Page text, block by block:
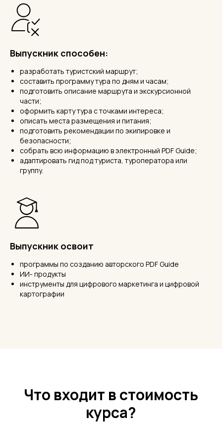
Выпускник способен:
разработать туристский маршрут;
составить программу тура по дням и часам;
подготовить описание маршрута и экскурсионной
части;
оформить карту тура с точками интереса;
описать места размещения и питания;
подготовить рекомендации по экипировке и
безопасности;
собрать всю информацию в электронный PDF Guide;
адаптировать гид под туриста, туроператора или
группу.
Выпускник освоит
программы по созданию авторского PDF Guide
ИИ- продукты
инструменты для цифрового маркетинга и цифровой
картографии
Что входит в стоимость
курса?